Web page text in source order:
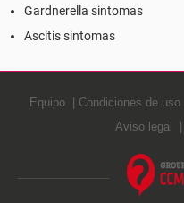
Gardnerella sintomas
Ascitis sintomas
Equipo Condiciones de uso
Aviso legal